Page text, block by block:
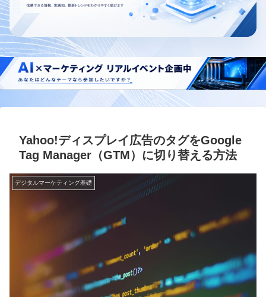
Yahoo!ディスプレイ広告のタグをGoogle
Tag Manager（GTM）に切り替える方法
デジタルマーケティング基礎